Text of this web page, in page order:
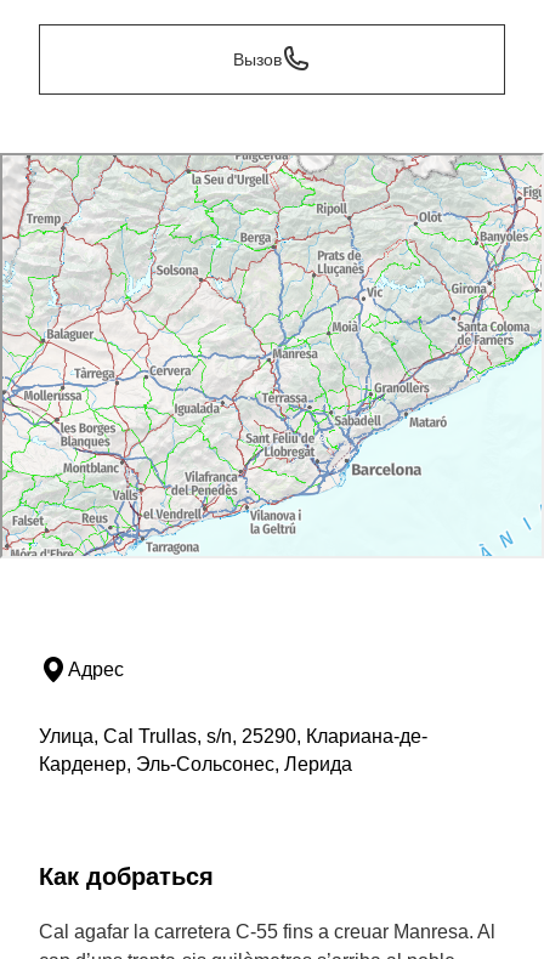
Вызов
Адрес
Улица, Cal Trullas, s/n, 25290, Клариана-де-
Карденер, Эль-Сольсонес, Лерида
Как добраться
Cal agafar la carretera C-55 fins a creuar Manresa. Al